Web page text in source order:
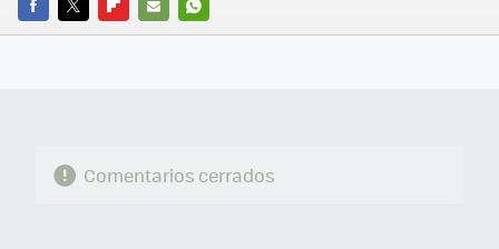
FACEBOOK
TWITTERFLIPBOARD
E-
WHATSAPP
Comentarios cerrados